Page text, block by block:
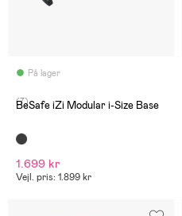
På lager
(7)
BeSafe iZi Modular i-Size Base
1.699 kr
Vejl. pris: 1.899 kr